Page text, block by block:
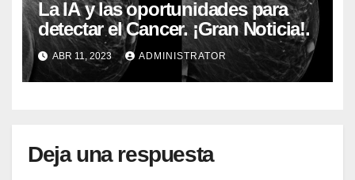
La IA y las oportunidades para
detectar el Cancer. ¡Gran Noticia!.
ABR 11, 2023 ADMINISTRATOR
Deja una respuesta